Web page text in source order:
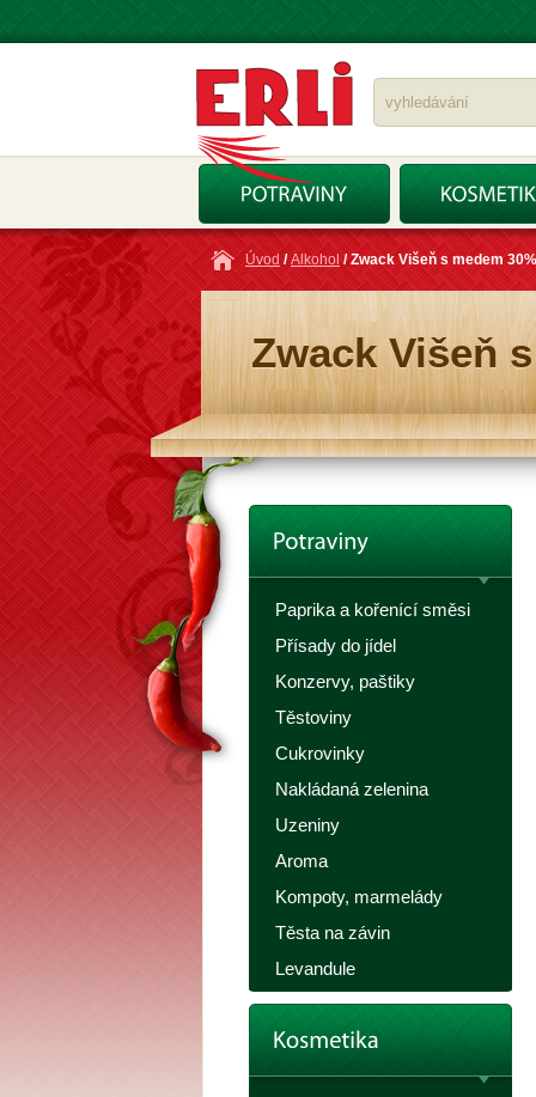
Úvod /Alkohol / Zwack Višeň s medem
Zwack Višeň
Paprika a kořenící směsi
Přísady do jídel
Konzervy, paštiky
Těstoviny
Cukrovinky
Nakládaná zelenina
Uzeniny
Aroma
Kompoty, marmelády
Těsta na závin
Levandule